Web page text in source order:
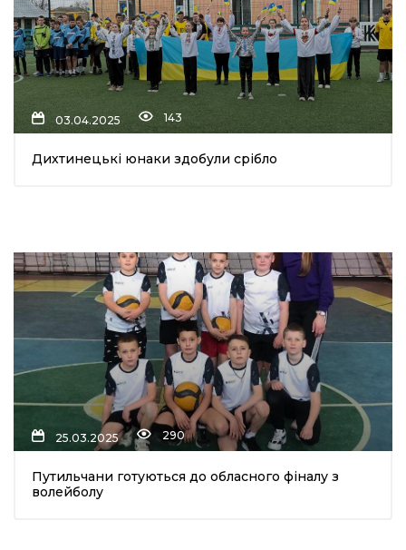
03.04.2025 143
Дихтинецькі юнаки здобули срібло
25.03.2025 290
Путильчани готуються до обласного фіналу з
волейболу